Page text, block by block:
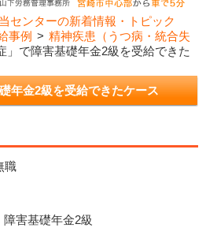
当センターの新着情報・トピック
事例 > 精神疾患（うつ病・統合失
」で障害基礎年金2級を受給できた
年金2級を受給できたケース
職
害基礎年金2級